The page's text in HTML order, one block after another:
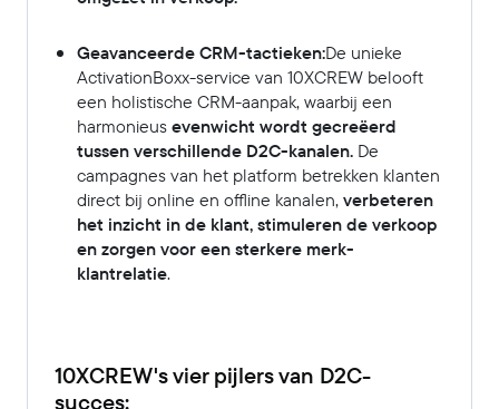
Geavanceerde CRM-tactieken:De unieke
ActivationBoxx-service van 10XCREW belooft
een holistische CRM-aanpak, waarbij een
harmonieusevenwicht wordt gecreëerd
tussen verschillende D2C-kanalen. De
campagnes van het platform betrekken klanten
direct bij online en offline kanalen,verbeteren
het inzicht in de klant, stimuleren de verkoop
en zorgen voor een sterkere merk-
klantrelatie.
10XCREW's vier pijlers van D2C-